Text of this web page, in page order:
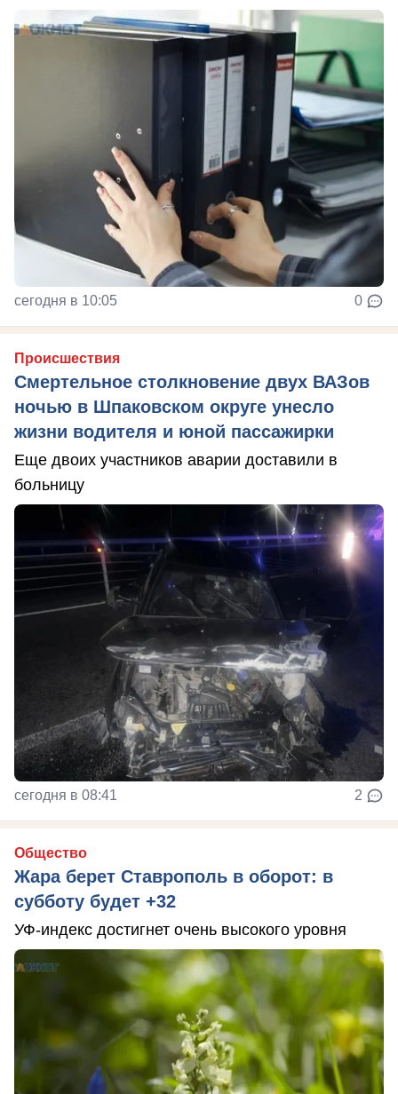
сегодня в 10:05 0
Происшествия
Смертельное столкновение двух ВАЗов
ночью в Шпаковском округе унесло
жизни водителя и юной пассажирки
Еще двоих участников аварии доставили в
больницу
сегодня в 08:41 2
Общество
Жара берет Ставрополь в оборот: в
субботу будет +32
УФ-индекс достигнет очень высокого уровня